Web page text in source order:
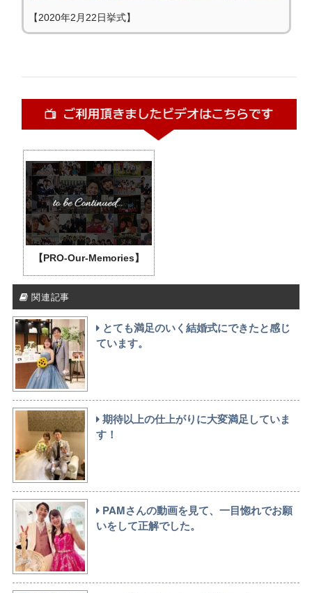
【2020年2月22日挙式】
【PRO-Our-Memories】
関連記事
とても満足のいく結婚式にできたと感じ
ています。
期待以上の仕上がりに大変満足していま
す！
PAMさんの動画を見て、一目惚れでお願
いをして正解でした。